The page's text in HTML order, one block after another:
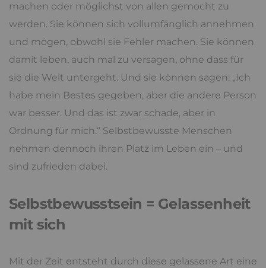
machen oder möglichst von allen gemocht zu
werden. Sie können sich vollumfänglich annehmen
und mögen, obwohl sie Fehler machen. Sie können
damit leben, auch mal zu versagen, ohne dass für
sie die Welt untergeht. Und sie können sagen: „Ich
habe mein Bestes gegeben, aber die andere Person
war besser. Und das ist zwar schade, aber in
Ordnung für mich.“ Selbstbewusste Menschen
nehmen dennoch ihren Platz im Leben ein – und
sind zufrieden dabei.
Selbstbewusstsein = Gelassenheit
mit sich
Mit der Zeit entsteht durch diese gelassene Art eine